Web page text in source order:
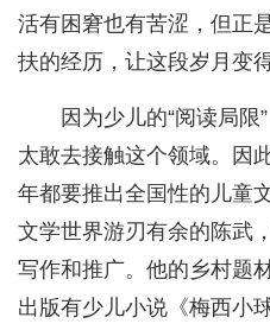
活有困窘也有苦涩，但正
扶的经历，让这段岁月
因为少儿的“阅读局
太敢去接触这个领域。因
年都要推出全国性的儿童
文学世界游刃有余的陈武
写作和推广。他的乡村题
出版有少儿小说《梅西小